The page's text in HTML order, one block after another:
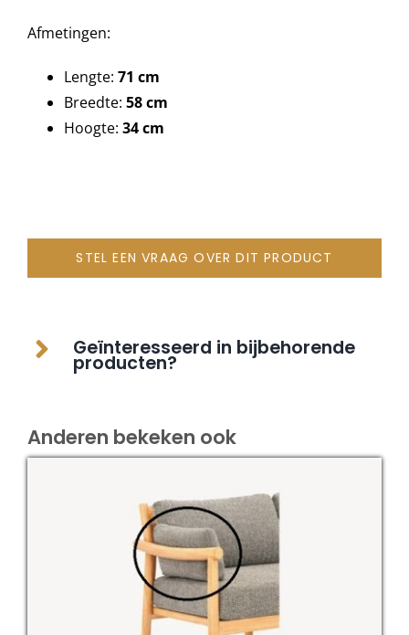
Onze merken
Afmetingen:
Lengte: 71 cm
Breedte: 58 cm
Hoogte: 34 cm
STEL EEN VRAAG OVER DIT PRODUCT
Geïnteresseerd in bijbehorende
producten?
Anderen bekeken ook